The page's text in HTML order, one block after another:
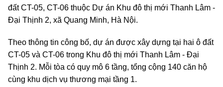
đất CT-05, CT-06 thuộc Dự án Khu đô thị mới Thanh Lâm -
Đại Thịnh 2, xã Quang Minh, Hà Nội.
Theo thông tin công bố, dự án được xây dựng tại hai ô đất
CT-05 và CT-06 trong Khu đô thị mới Thanh Lâm - Đại
Thịnh 2. Mỗi tòa có quy mô 6 tầng, tổng cộng 140 căn hộ
cùng khu dịch vụ thương mại tầng 1.